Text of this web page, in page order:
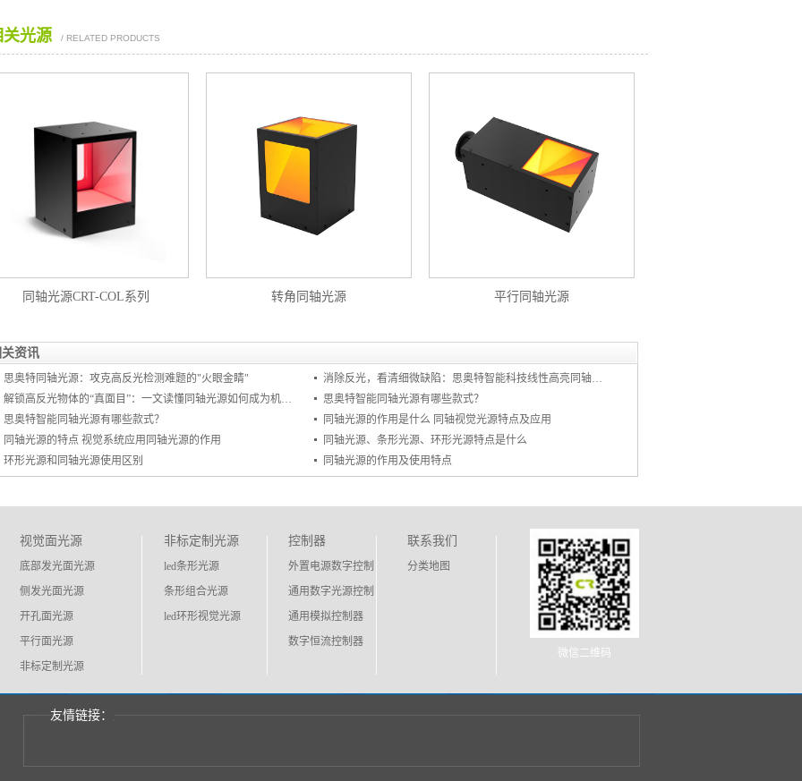
关光源 / RELATED PRODUCTS
同轴光源CRT-COL系列 转角同轴光源 平行同轴光源
资讯
思奥特同轴光源：攻克高反光检测难题的"火眼金睛"
消除反光，看清细微缺陷：思奥特智能科技线性高亮同轴光源解锁精密检测新视界
解锁高反光物体的“真面目”：一文读懂同轴光源如何成为机器视觉的“照妖镜”
思奥特智能同轴光源有哪些款式？
思奥特智能同轴光源有哪些款式？
同轴光源的作用是什么 同轴视觉光源特点及应用
同轴光源的特点 视觉系统应用同轴光源的作用
同轴光源、条形光源、环形光源特点是什么
环形光源和同轴光源使用区别
同轴光源的作用及使用特点
视觉面光源
底部发光面光源
侧发光面光源
开孔面光源
平行面光源
非标定制光源
非标定制光源
led条形光源
条形组合光源
led环形视觉光源
控制器
外置电源数字控制
通用数字光源控制
通用模拟控制器
数字恒流控制器
联系我们
分类地图
微信二维码
友情链接：